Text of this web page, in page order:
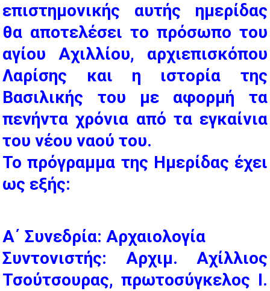
επιστημονικής αυτής ημερίδας
θα αποτελέσει το πρόσωπο του
αγίου Αχιλλίου, αρχιεπισκόπου
Λαρίσης και η ιστορία της
Βασιλικής του με αφορμή τα
πενήντα χρόνια από τα εγκαίνια
του νέου ναού του.
Το πρόγραμμα της Ημερίδας έχει
ως εξής:
Α΄ Συνεδρία: Αρχαιολογία
Συντονιστής: Αρχιμ. Αχίλλιος
Τσούτσουρας, πρωτοσύγκελος Ι.